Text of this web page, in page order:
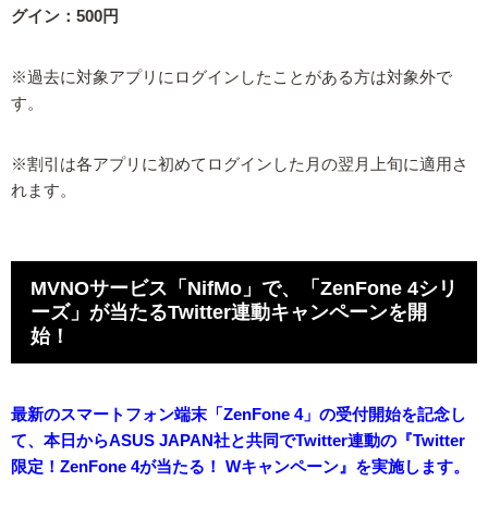
グイン：500円
※過去に対象アプリにログインしたことがある方は対象外で
す。
※割引は各アプリに初めてログインした月の翌月上旬に適用さ
れます。
MVNOサービス「NifMo」で、「ZenFone 4シリ
ーズ」が当たるTwitter連動キャンペーンを開
始！
最新のスマートフォン端末「ZenFone 4」の受付開始を記念し
て、本日からASUS JAPAN社と共同でTwitter連動の『Twitter
限定！ZenFone 4が当たる！ Wキャンペーン』を実施します。